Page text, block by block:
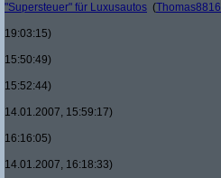
"Supersteuer" für Luxusautos (Thomas8816
19:03:15)
15:50:49)
15:52:44)
14.01.2007, 15:59:17)
16:16:05)
14.01.2007, 16:18:33)